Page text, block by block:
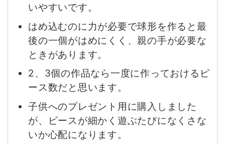
いやすいです。
はめ込むのに力が必要で球形を作ると最
後の一個がはめにくく、親の手が必要な
ときがあります。
2、3個の作品なら一度に作っておけるピ
ース数だと思います。
子供へのプレゼント用に購入しました
が、ピースが細かく遊ぶたびになくさな
いか心配になります。